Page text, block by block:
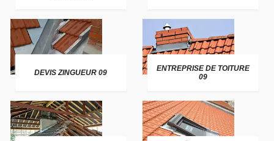
DEVIS ZINGUEUR 09
ENTREPRISE DE TOITURE
09